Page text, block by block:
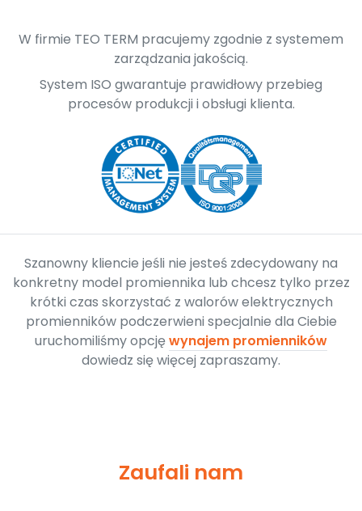
W firmie TEO TERM pracujemy zgodnie z systemem
zarządzania jakością.
System ISO gwarantuje prawidłowy przebieg
procesów produkcji i obsługi klienta.
Szanowny kliencie jeśli nie jesteś zdecydowany na
konkretny model promiennika lub chcesz tylko przez
krótki czas skorzystać z walorów elektrycznych
promienników podczerwieni specjalnie dla Ciebie
uruchomiliśmy opcjęwynajem promienników
dowiedz się więcej zapraszamy.
Zaufali nam